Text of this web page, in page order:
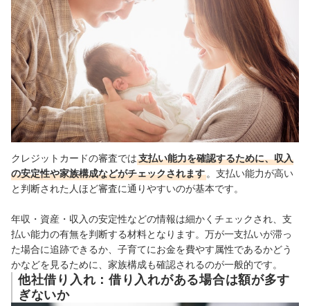
クレジットカードの審査では支払い能力を確認するために、収入
の安定性や家族構成などがチェックされます。支払い能力が高い
と判断された人ほど審査に通りやすいのが基本です。
年収・資産・収入の安定性などの情報は細かくチェックされ、支
払い能力の有無を判断する材料となります。万が一支払いが滞っ
た場合に追跡できるか、子育てにお金を費やす属性であるかどう
かなどを見るために、家族構成も確認されるのが一般的です。
他社借り入れ：借り入れがある場合は額が多す
ぎないか